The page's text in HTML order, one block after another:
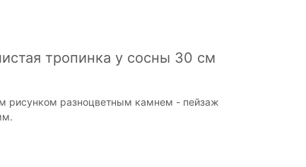
тропинка у сосны 30 см
рисунком разноцветным камнем - пейзаж